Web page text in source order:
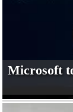
Microsoft